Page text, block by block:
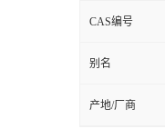
CAS编号
别名
产地/厂商